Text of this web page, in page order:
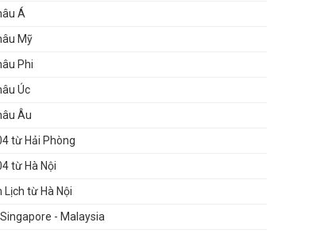
Á
Mỹ
Phi
Úc
Âu
từ Hải Phòng
từ Hà Nội
Lịch từ Hà Nội
- Malaysia